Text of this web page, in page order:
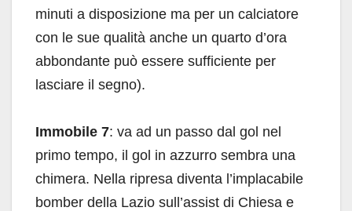
minuti a disposizione ma per un calciatore
con le sue qualità anche un quarto d’ora
abbondante può essere sufficiente per
lasciare il segno).
Immobile 7: va ad un passo dal gol nel
primo tempo, il gol in azzurro sembra una
chimera. Nella ripresa diventa l’implacabile
bomber della Lazio sull’assist di Chiesa e